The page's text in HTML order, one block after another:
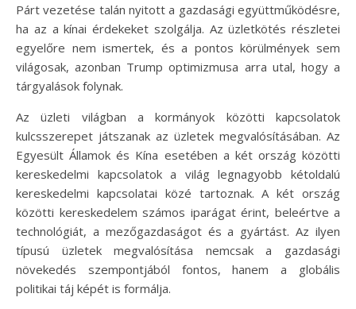
Párt vezetése talán nyitott a gazdasági együttműködésre,
ha az a kínai érdekeket szolgálja. Az üzletkötés részletei
egyelőre nem ismertek, és a pontos körülmények sem
világosak, azonban Trump optimizmusa arra utal, hogy a
tárgyalások folynak.
Az üzleti világban a kormányok közötti kapcsolatok
kulcsszerepet játszanak az üzletek megvalósításában. Az
Egyesült Államok és Kína esetében a két ország közötti
kereskedelmi kapcsolatok a világ legnagyobb kétoldalú
kereskedelmi kapcsolatai közé tartoznak. A két ország
közötti kereskedelem számos iparágat érint, beleértve a
technológiát, a mezőgazdaságot és a gyártást. Az ilyen
típusú üzletek megvalósítása nemcsak a gazdasági
növekedés szempontjából fontos, hanem a globális
politikai táj képét is formálja.